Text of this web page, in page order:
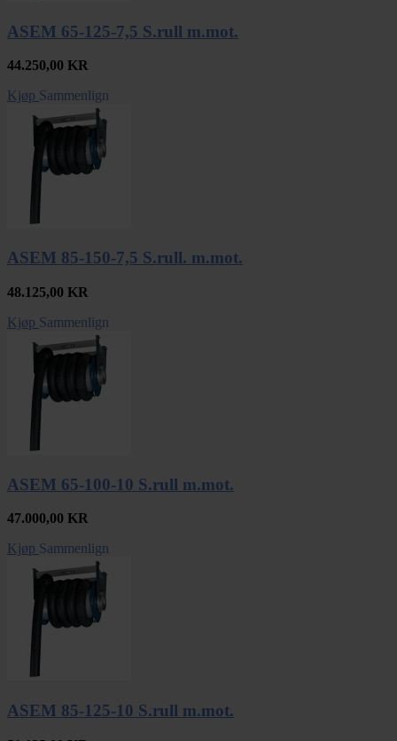
ASEM 65-125-7,5 S.rull m.mot.
44.250,00 KR
Kjøp Sammenlign
ASEM 85-150-7,5 S.rull. m.mot.
48.125,00 KR
Kjøp Sammenlign
ASEM 65-100-10 S.rull m.mot.
47.000,00 KR
Kjøp Sammenlign
ASEM 85-125-10 S.rull m.mot.